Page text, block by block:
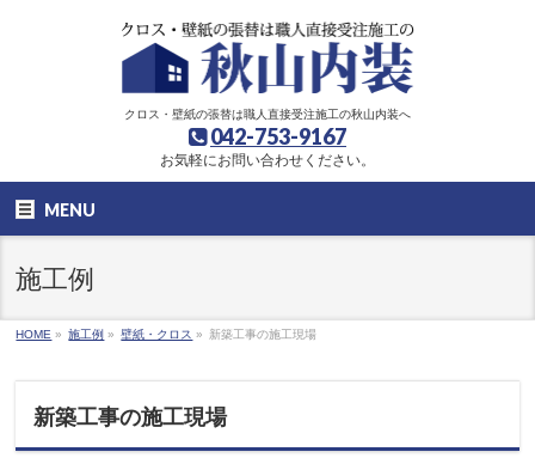
クロス・壁紙の張替は職人直接受注施工の秋山内装へ
042-753-9167
お気軽にお問い合わせください。
MENU
施工例
HOME » 施工例 » 壁紙・クロス » 新築工事の施工現場
新築工事の施工現場